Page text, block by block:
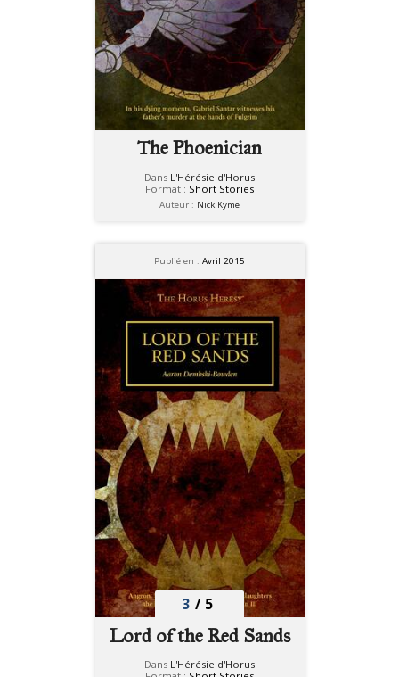
The Phoenician
Dans L'Hérésie d'Horus
Format : Short Stories
Auteur : Nick Kyme
Publié en : Avril 2015
3 / 5
Lord of the Red Sands
Dans L'Hérésie d'Horus